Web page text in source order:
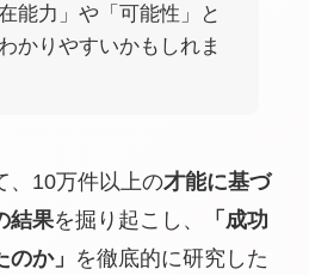
能力」や「可能性」と
かりやすいかもしれま
、10万件以上の才能に基づ
結果を掘り起こし、
「成功
か」 を徹底的に研究した